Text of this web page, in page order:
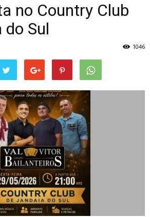
no Country Club
do Sul
1046